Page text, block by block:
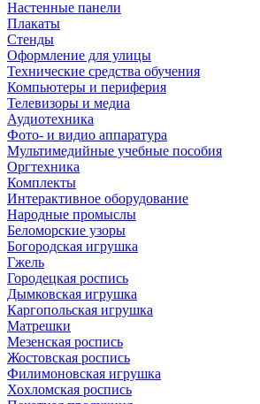
Настенные панели
Плакаты
Стенды
Оформление для улицы
Технические средства обучения
Компьютеры и периферия
Телевизоры и медиа
Аудиотехника
Фото- и видио аппаратура
Мультимедийные учебные пособия
Оргтехника
Комплекты
Интерактивное оборудование
Народные промыслы
Беломорские узоры
Богородская игрушка
Гжель
Городецкая роспись
Дымковская игрушка
Каргопольская игрушка
Матрешки
Мезенская роспись
Жостовская роспись
Филимоновская игрушка
Хохломская роспись